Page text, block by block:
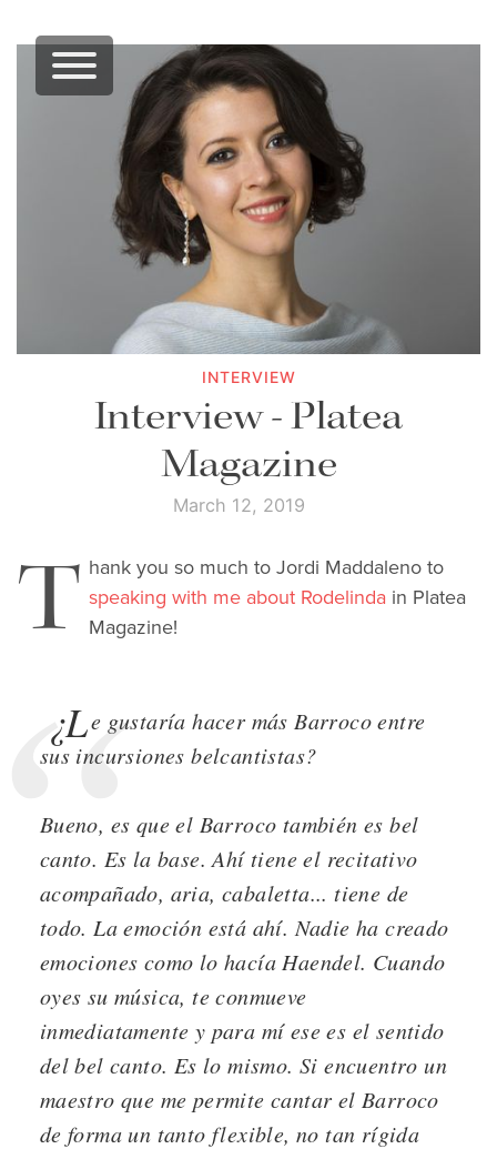
INTERVIEW
Interview - Platea
Magazine
March 12, 2019
T hank you so much to Jordi Maddaleno to
speaking with me about Rodelinda in Platea
Magazine!
¿Le gustaría hacer más Barroco entre
sus incursiones belcantistas?
Bueno, es que el Barroco también es bel
canto. Es la base. Ahí tiene el recitativo
acompañado, aria, cabaletta... tiene de
todo. La emoción está ahí. Nadie ha creado
emociones como lo hacía Haendel. Cuando
oyes su música, te conmueve
inmediatamente y para mí ese es el sentido
del bel canto. Es lo mismo. Si encuentro un
maestro que me permite cantar el Barroco
de forma un tanto flexible, no tan rígida